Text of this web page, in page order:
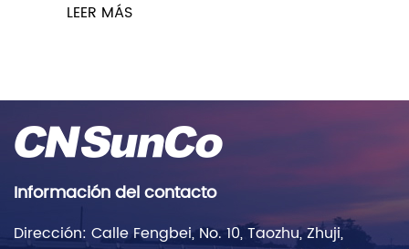
LEER MÁS
Información del contacto
Dirección: Calle Fengbei, No. 10, Taozhu, Zhuji,